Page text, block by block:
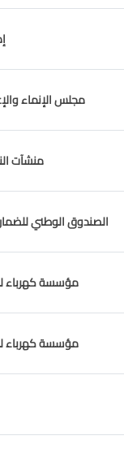
مجلس الإنماء
منشآت
الصندوق الوطني
مؤسسة كهرباء
مؤسسة كهرباء